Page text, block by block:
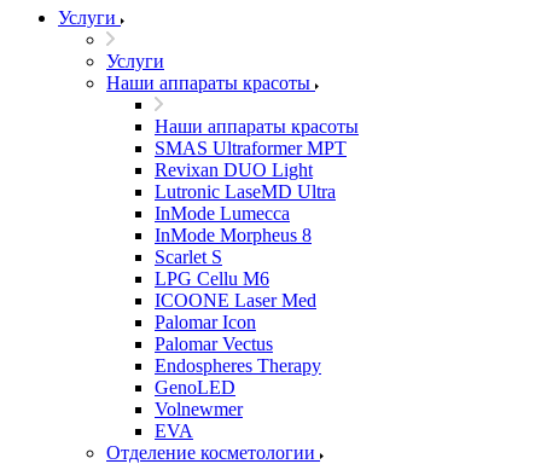
Услуги
Услуги
Наши аппараты красоты
Наши аппараты красоты
SMAS Ultraformer MPT
Revixan DUO Light
Lutronic LaseMD Ultra
InMode Lumecca
InMode Morpheus 8
Scarlet S
LPG Cellu M6
ICOONE Laser Med
Palomar Icon
Palomar Vectus
Endospheres Therapy
GenoLED
Volnewmer
EVA
Отделение косметологии